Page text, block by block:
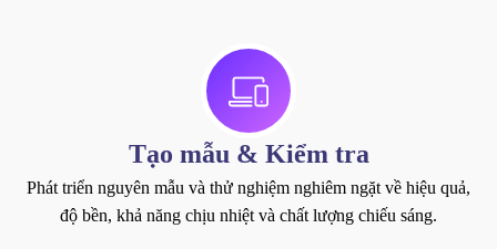
Tạo mẫu & Kiểm tra
Phát triển nguyên mẫu và thử nghiệm nghiêm ngặt về hiệu quả,
độ bền, khả năng chịu nhiệt và chất lượng chiếu sáng.